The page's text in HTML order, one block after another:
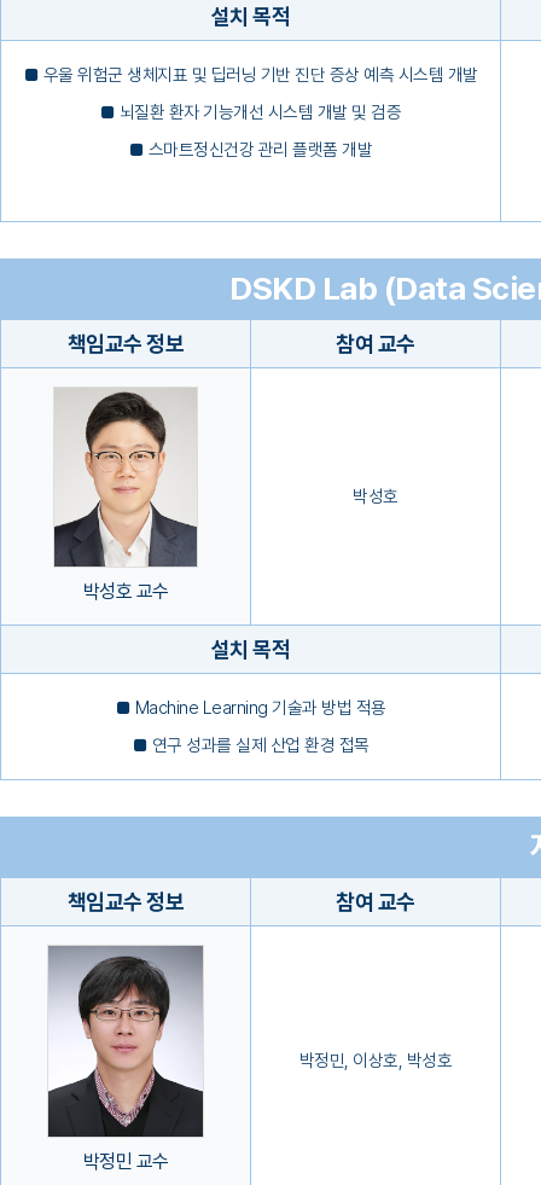
설치 목적
■ 우울 위험군 생체지표 및 딥러닝 기반 진단 증상 예측 시스템 개발
■ 뇌질환 환자 기능개선 시스템 개발 및 검증
■ 스마트정신건강 관리 플랫폼 개발
DSKD Lab (Data
책임교수 정보 참여 교수
박성호 교수
박성호
설치 목적
■ Machine Learning 기술과 방법 적용
■ 연구 성과를 실제 산업 환경 접목
책임교수 정보 참여 교수
박정민 교수
박정민, 이상호, 박성호